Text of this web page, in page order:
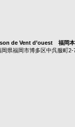
de Vent d’ouest 福岡
県福岡市博多区中呉服町